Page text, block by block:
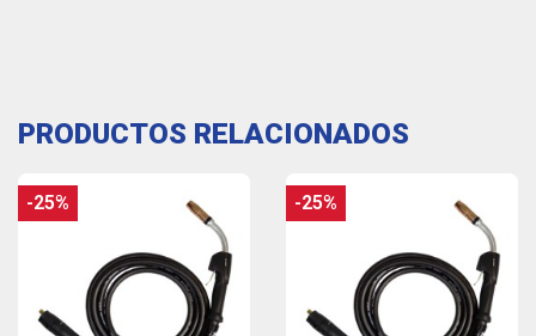
PRODUCTOS RELACIONADOS
-25% -25%